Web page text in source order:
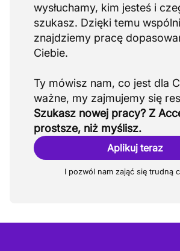
wysłuchamy, kim jesteś i
szukasz. Dzięki temu
znajdziemy pracę
Ciebie.
Ty mówisz nam, co jest dla
Szukasz nowej pracy? Z
prostsze, niż myślisz.
Aplikuj teraz
I pozwól nam zająć się trudną